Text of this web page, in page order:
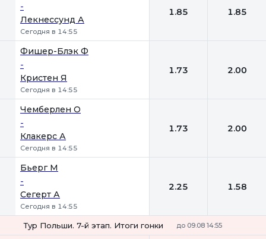
-
Лекнессунд А
Сегодня в 14:55
1.85 1.85
Фишер-Блэк Ф
-
Кристен Я
Сегодня в 14:55
1.73 2.00
Чемберлен О
-
Клакерс А
Сегодня в 14:55
1.73 2.00
Бьерг М
-
Сегерт А
Сегодня в 14:55
2.25 1.58
Тур Польши. 7-й этап. Итоги гонки до 09.08 14:55